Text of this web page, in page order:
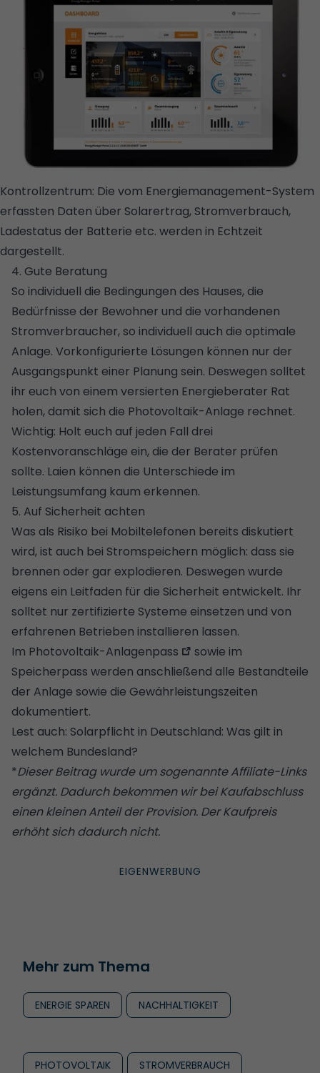
Kontrollzentrum: Die vom Energiemanagement-System
erfassten Daten über Solarertrag, Stromverbrauch,
Ladestatus der Batterie etc. werden in Echtzeit
dargestellt.
4. Gute Beratung
So individuell die Bedingungen des Hauses, die
Bedürfnisse der Bewohner und die vorhandenen
Stromverbraucher, so individuell auch die optimale
Anlage. Vorkonfigurierte Lösungen können nur der
Ausgangspunkt einer Planung sein. Deswegen solltet
ihr euch von einem versierten Energieberater Rat
holen, damit sich die Photovoltaik-Anlage rechnet.
Wichtig: Holt euch auf jeden Fall drei
Kostenvoranschläge ein, die der Berater prüfen
sollte. Laien können die Unterschiede im
Leistungsumfang kaum erkennen.
5. Auf Sicherheit achten
Was als Risiko bei Mobiltelefonen bereits diskutiert
wird, ist auch bei Stromspeichern möglich: dass sie
brennen oder gar explodieren. Deswegen wurde
eigens ein Leitfaden für die Sicherheit entwickelt. Ihr
solltet nur zertifizierte Systeme einsetzen und von
erfahrenen Betrieben installieren lassen.
Im Photovoltaik-Anlagenpass
sowie im
Speicherpass werden anschließend alle Bestandteile
der Anlage sowie die Gewährleistungszeiten
dokumentiert.
Lest auch: Solarpflicht in Deutschland: Was gilt in
welchem Bundesland?
*Dieser Beitrag wurde um sogenannte Affiliate-Links
ergänzt. Dadurch bekommen wir bei Kaufabschluss
einen kleinen Anteil der Provision. Der Kaufpreis
erhöht sich dadurch nicht.
Mehr zum Thema
ENERGIE SPAREN NACHHALTIGKEIT
PHOTOVOLTAIK STROMVERBRAUCH